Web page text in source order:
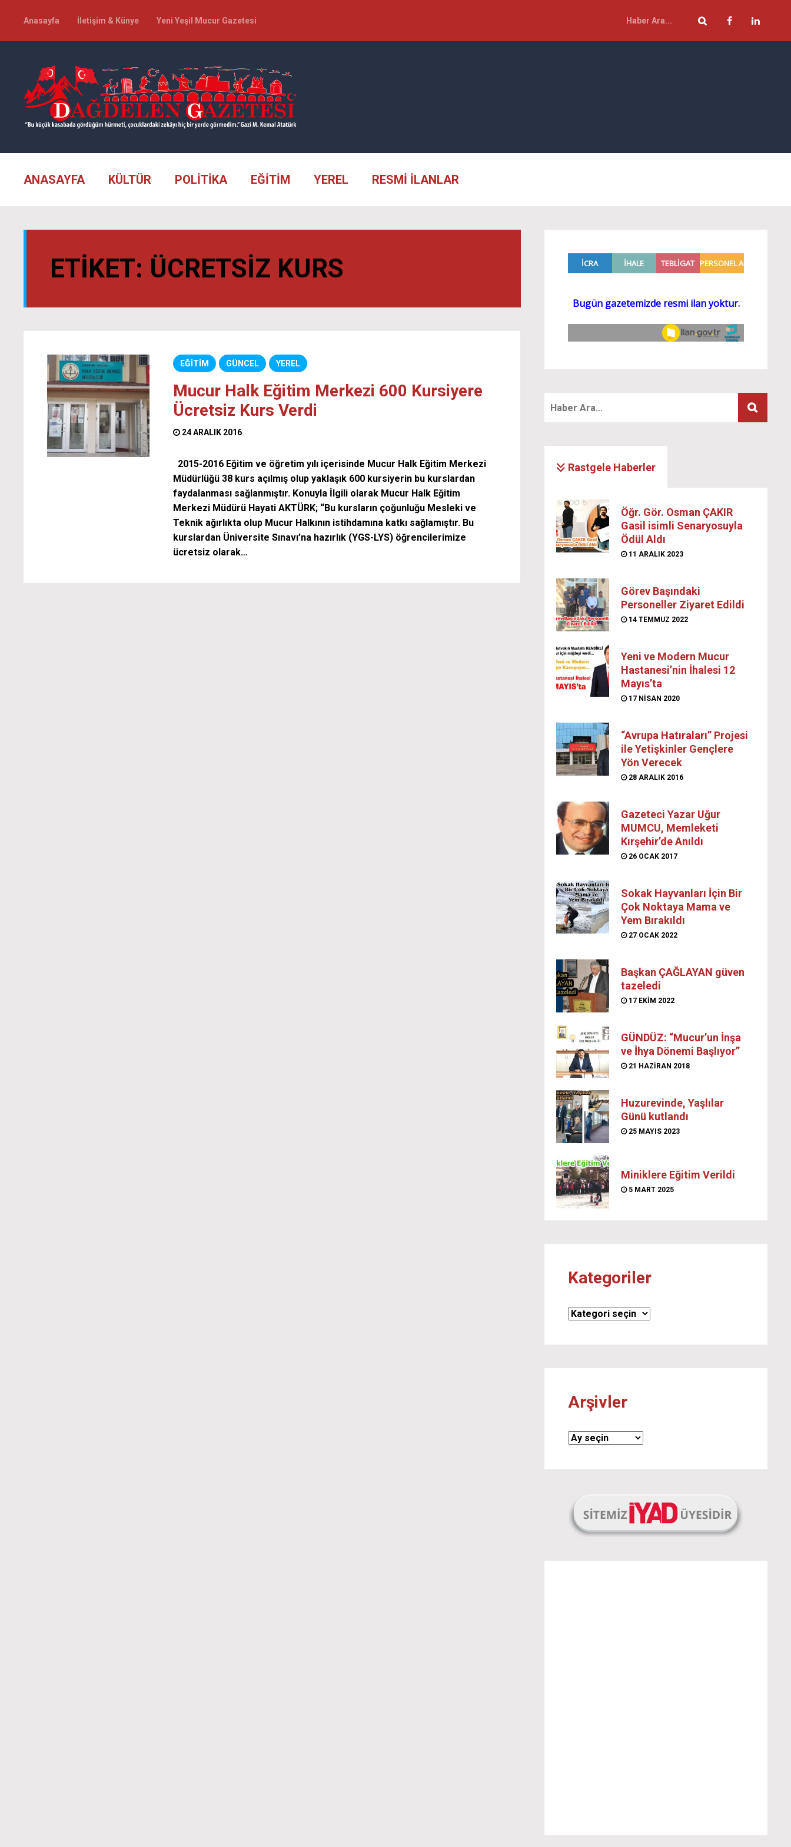
Anasayfa İletişim & Künye Yeni Yeşil Mucur Gazetesi
ANASAYFA KÜLTÜR POLİTİKA EĞİTİM YEREL RESMİ İLANLAR
ETIKET: ÜCRETSIZ KURS
EĞİTİM GÜNCEL YEREL
Mucur Halk Eğitim Merkezi 600 Kursiyere
Ücretsiz Kurs Verdi
24 ARALIK 2016
2015-2016 Eğitim ve öğretim yılı içerisinde Mucur Halk Eğitim Merkezi
Müdürlüğü 38 kurs açılmış olup yaklaşık 600 kursiyerin bu kurslardan
faydalanması sağlanmıştır. Konuyla İlgili olarak Mucur Halk Eğitim
Merkezi Müdürü Hayati AKTÜRK; “Bu kursların çoğunluğu Mesleki ve
Teknik ağırlıkta olup Mucur Halkının istihdamına katkı sağlamıştır. Bu
kurslardan Üniversite Sınavı’na hazırlık (YGS-LYS) öğrencilerimize
ücretsiz olarak…
Rastgele Haberler
Öğr. Gör. Osman ÇAKIR
Gasil isimli Senaryosuyla
Ödül Aldı
11 ARALIK 2023
Görev Başındaki
Personeller Ziyaret Edildi
14 TEMMUZ 2022
Yeni ve Modern Mucur
Hastanesi’nin İhalesi 12
Mayıs’ta
17 NISAN 2020
“Avrupa Hatıraları” Projesi
ile Yetişkinler Gençlere
Yön Verecek
28 ARALIK 2016
Gazeteci Yazar Uğur
MUMCU, Memleketi
Kırşehir’de Anıldı
26 OCAK 2017
Sokak Hayvanları İçin Bir
Çok Noktaya Mama ve
Yem Bırakıldı
27 OCAK 2022
Başkan ÇAĞLAYAN güven
tazeledi
17 EKIM 2022
GÜNDÜZ: “Mucur’un İnşa
ve İhya Dönemi Başlıyor”
21 HAZIRAN 2018
Huzurevinde, Yaşlılar
Günü kutlandı
25 MAYIS 2023
Miniklere Eğitim Verildi
5 MART 2025
Kategoriler
Kategoriler
Arşivler
Arşivler